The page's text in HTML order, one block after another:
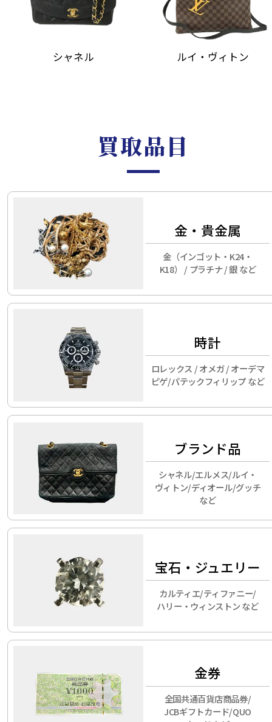
シャネル ルイ・ヴィトン
買取品目
金・貴金属
金（インゴット・K24・
K18） / プラチナ / 銀 など
時計
ロレックス / オメガ / オーデマ
ピゲ/パテックフィリップ など
ブランド品
シャネル/エルメス/ルイ・
ヴィトン/ディオール/グッチ
など
宝石・ジュエリー
カルティエ/ティファニー/
ハリー・ウィンストン など
金券
全国共通百貨店商品券/
JCBギフトカード/QUO